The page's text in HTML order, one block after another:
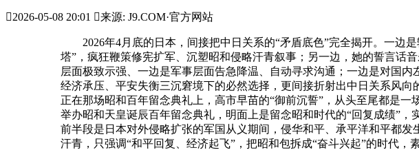
2026-05-08 20:01 来源: J9.COM·官方网站
2026年4月底的日本，间接把中日关系的“矛盾底色”完全揭开。一边
塔”，疯狂鞭策修宪扩军、沉塑昭和侵略汗青叙事；另一边，她的誓言话
层面极致示强、一边是军事层面告急降温、自动寻求沟通；一边是对国
经济承压、平安失衡三沉窘境下的必然选择，更间接折射出中日关系风
正在那场昭和百年留念典礼上，高市早苗的“御前沉誓”，从头至尾都是
举办昭和天皇诞辰百年留念典礼，明面上是留念昭和时代的“回复成绩”，
前半段是日本对外侵略扩张的军国从义期间，侵华和平、承平洋和平都
汗青，只强调“和平回复、经济起飞”，把昭和包拆成“奋斗兴起”的时代